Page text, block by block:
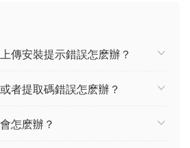
傳安裝提示錯誤怎麽辦？
者提取碼錯誤怎麽辦？
怎麽辦？